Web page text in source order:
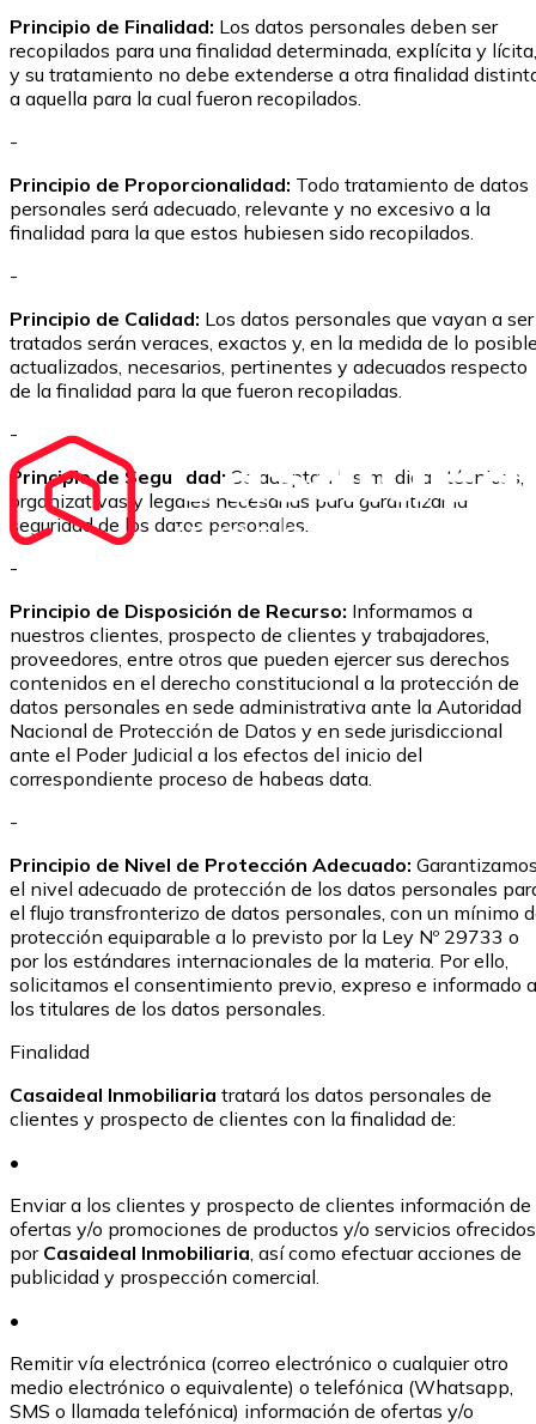
Principio de Finalidad: Los datos personales deben ser
recopilados para una finalidad determinada, explícita y lícita,
y su tratamiento no debe extenderse a otra finalidad
a aquella para la cual fueron recopilados.
-
Principio de Proporcionalidad: Todo tratamiento de datos
personales será adecuado, relevante y no excesivo a la
finalidad para la que estos hubiesen sido recopilados.
-
Principio de Calidad: Los datos personales que vayan a ser
tratados serán veraces, exactos y, en la medida de lo
actualizados, necesarios, pertinentes y adecuados respecto
de la finalidad para la que fueron recopiladas.
-
Principio de Seguridad: Se adoptan las medidas técnicas,
organizativas y legales necesarias para garantizar la
seguridad de los datos personales.
-
Principio de Disposición de Recurso: Informamos a
nuestros clientes, prospecto de clientes y trabajadores,
proveedores, entre otros que pueden ejercer sus derechos
contenidos en el derecho constitucional a la protección de
datos personales en sede administrativa ante la Autoridad
Nacional de Protección de Datos y en sede jurisdiccional
ante el Poder Judicial a los efectos del inicio del
correspondiente proceso de habeas data.
-
Principio de Nivel de Protección Adecuado:
el nivel adecuado de protección de los datos personales
el flujo transfronterizo de datos personales, con un mínimo
protección equiparable a lo previsto por la Ley Nº 29733 o
por los estándares internacionales de la materia. Por ello,
solicitamos el consentimiento previo, expreso e informado a
los titulares de los datos personales.
Finalidad
Casaideal Inmobiliaria tratará los datos personales de
clientes y prospecto de clientes con la finalidad de:
•
Enviar a los clientes y prospecto de clientes información de
ofertas y/o promociones de productos y/o servicios ofrecidos
por Casaideal Inmobiliaria , así como efectuar acciones de
publicidad y prospección comercial.
•
Remitir vía electrónica (correo electrónico o cualquier otro
medio electrónico o equivalente) o telefónica (Whatsapp,
SMS o llamada telefónica) información de ofertas y/o